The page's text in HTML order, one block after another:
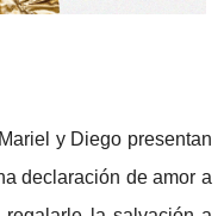
y Diego presentan
declaración de amor a